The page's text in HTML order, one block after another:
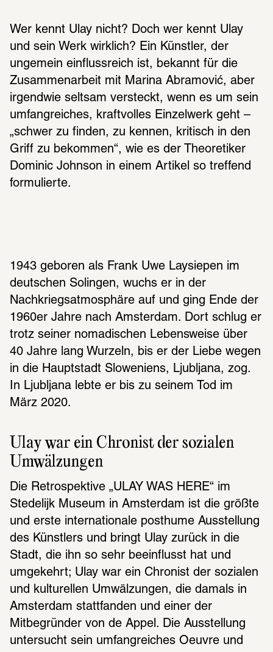
Wer kennt Ulay nicht? Doch wer kennt Ulay
und sein Werk wirklich? Ein Künstler, der
ungemein einflussreich ist, bekannt für die
Zusammenarbeit mit Marina Abramović, aber
irgendwie seltsam versteckt, wenn es um sein
umfangreiches, kraftvolles Einzelwerk geht –
„schwer zu finden, zu kennen, kritisch in den
Griff zu bekommen“, wie es der Theoretiker
Dominic Johnson in einem Artikel so treffend
formulierte.
1943 geboren als Frank Uwe Laysiepen im
deutschen Solingen, wuchs er in der
Nachkriegsatmosphäre auf und ging Ende der
1960er Jahre nach Amsterdam. Dort schlug er
trotz seiner nomadischen Lebensweise über
40 Jahre lang Wurzeln, bis er der Liebe wegen
in die Hauptstadt Sloweniens, Ljubljana, zog.
In Ljubljana lebte er bis zu seinem Tod im
März 2020.
Ulay war ein Chro­nist der sozia­len
Umwäl­zun­gen
Die Retrospektive „ULAY WAS HERE“ im
Stedelijk Museum in Amsterdam ist die größte
und erste internationale posthume Ausstellung
des Künstlers und bringt Ulay zurück in die
Stadt, die ihn so sehr beeinflusst hat und
umgekehrt; Ulay war ein Chronist der sozialen
und kulturellen Umwälzungen, die damals in
Amsterdam stattfanden und einer der
Mitbegründer von de Appel. Die Ausstellung
untersucht sein umfangreiches Oeuvre und